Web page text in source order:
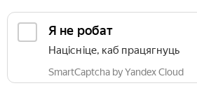
Я не робат
Націсніце, каб працягнуць
SmartCaptcha by Yandex Cloud